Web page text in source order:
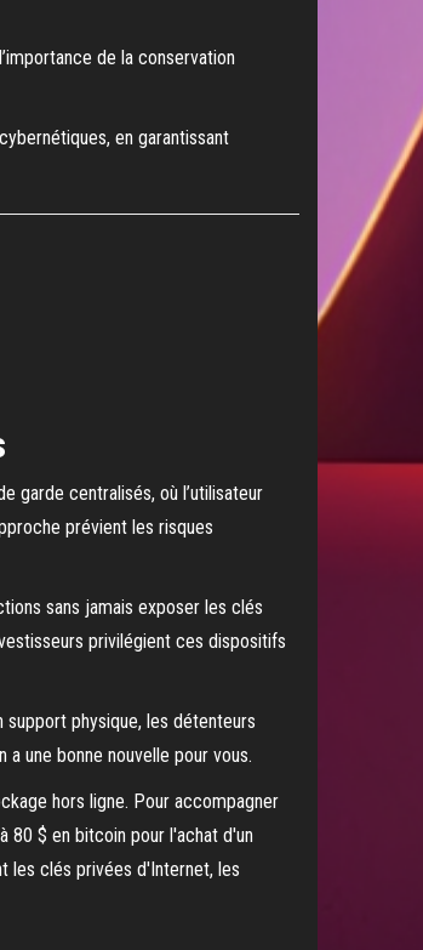
de la conservation
en garantissant
garde centralisés, où l’utilisateur
prévient les risques
sans jamais exposer les clés
privilégient ces dispositifs
physique, les détenteurs
une bonne nouvelle pour vous.